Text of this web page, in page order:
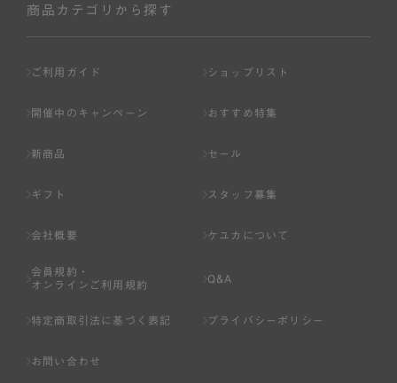
ません。
ページへの入力、または弊社が別途指定する方法に従って
基づき判断した場合は、弊社は、その登録を取り消すこと
のいずれかの事由に該当する場合は、その登録を拒否し、
または事前に通知することなく一旦なされた登録を取り消
いる場合。
商品カテゴリから探す
ご利用ガイド ショップリスト
開催中のキャンペーン おすすめ特集
新商品 セール
ギフト スタッフ募集
会社概要 ケユカについて
会員規約・
オンラインご利用規約
Q&A
特定商取引法に基づく表記 プライバシーポリシー
お問い合わせ